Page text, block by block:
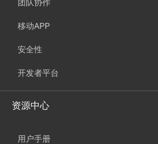
团队协作
移动APP
安全性
开发者平台
资源中心
用户手册